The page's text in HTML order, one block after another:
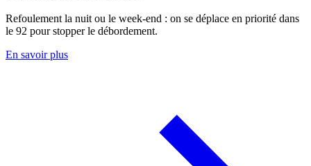
Refoulement la nuit ou le week-end : on se déplace en priorité dans
le 92 pour stopper le débordement.
En savoir plus